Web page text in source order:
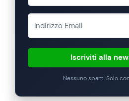
Iscriviti alla
Nessuno spam. Solo